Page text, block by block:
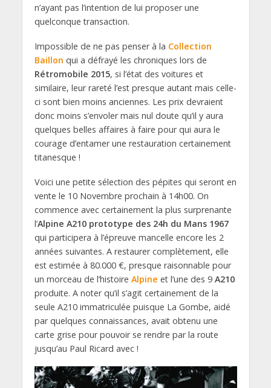
n’ayant pas l’intention de lui proposer une
quelconque transaction.
Impossible de ne pas penser à la Collection
Baillon qui a défrayé les chroniques lors de
Rétromobile 2015, si l’état des voitures et
similaire, leur rareté l’est presque autant mais celle-
ci sont bien moins anciennes. Les prix devraient
donc moins s’envoler mais nul doute qu’il y aura
quelques belles affaires à faire pour qui aura le
courage d’entamer une restauration certainement
titanesque !
Voici une petite sélection des pépites qui seront en
vente le 10 Novembre prochain à 14h00. On
commence avec certainement la plus surprenante
l’Alpine A210 prototype des 24h du Mans 1967
qui participera à l’épreuve mancelle encore les 2
années suivantes. A restaurer complètement, elle
est estimée à 80.000 €, presque raisonnable pour
un morceau de l’histoire Alpine et l’une des 9 A210
produite. A noter qu’il s’agit certainement de la
seule A210 immatriculée puisque La Gombe, aidé
par quelques connaissances, avait obtenu une
carte grise pour pouvoir se rendre par la route
jusqu’au Paul Ricard avec !